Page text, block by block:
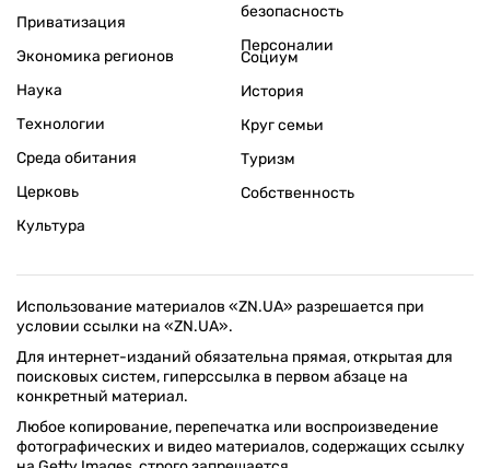
Приватизация
Экономика регионов
безопасность
Персоналии
Наука
Технологии
Среда обитания
Церковь
Культура
Социум
История
Круг семьи
Туризм
Собственность
Использование материалов «ZN.UA» разрешается при
условии ссылки на «ZN.UA».
Для интернет-изданий обязательна прямая, открытая для
поисковых систем, гиперссылка в первом абзаце на
конкретный материал.
Любое копирование, перепечатка или воспроизведение
фотографических и видео материалов, содержащих ссылку